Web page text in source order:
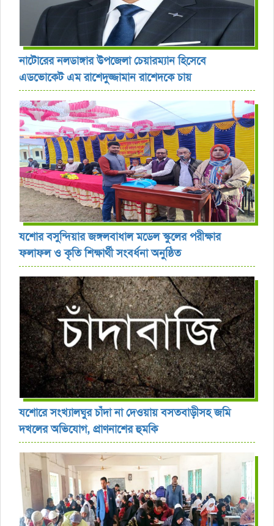
নাটোরের নলডাঙ্গার উপজেলা চেয়ারম্যান হিসেবে
এডভোকেট এম রাশেদুজ্জামান রাশেদকে চায়
যশোর বসুন্দিয়ার জঙ্গলবাধাল মডেল স্কুলের পরীক্ষার
ফলাফল ও কৃতি শিক্ষার্থী সংবর্ধনা অনুষ্ঠিত
যশোরে সংখ্যালঘুর চাঁদা না দেওয়ায় বসতবাড়ীসহ জমি
দখলের অভিযোগ, প্রাণনাশের হুমকি